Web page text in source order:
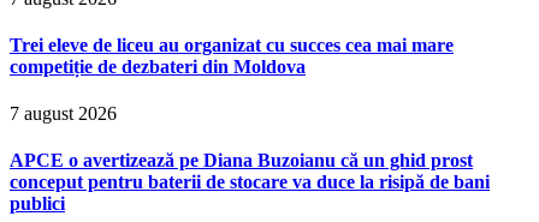
Trei eleve de liceu au organizat cu succes cea mai mare
competiție de dezbateri din Moldova
7 august 2026
APCE o avertizează pe Diana Buzoianu că un ghid prost
conceput pentru baterii de stocare va duce la risipă de bani
publici